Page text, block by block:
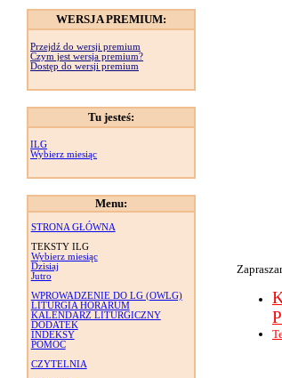
WERSJA PREMIUM:
Przejdź do wersji premium
Czym jest wersja premium?
Dostęp do wersji premium
Tu jesteś:
ILG
Wybierz miesiąc
Menu:
STRONA GŁÓWNA
TEKSTY ILG
Wybierz miesiąc
Dzisiaj
Jutro
WPROWADZENIE DO LG (OWLG)
LITURGIA HORARUM
KALENDARZ LITURGICZNY
DODATEK
INDEKSY
POMOC
CZYTELNIA